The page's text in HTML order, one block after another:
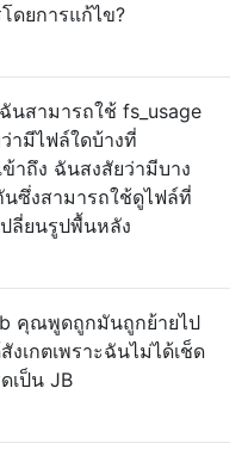
ดยการแก้ไข?
นสามารถใช้ fs_usage
ามีไฟล์ใดบ้างที่
าถึง ฉันสงสัยว่ามีบาง
นซึ่งสามารถใช้ดูไฟล์ที่
ลี่ยนรูปพื้นหลัง
คุณพูดถูกมันถูกย้ายไป
งเกตเพราะฉันไม่ได้เช็ด
เป็น JB